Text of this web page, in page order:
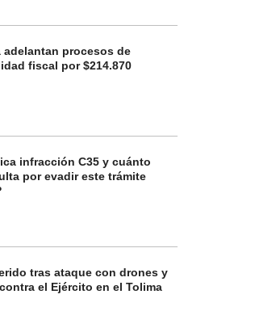
adelantan procesos de
fiscal por $214.870
infracción C35 y cuánto
por evadir este trámite
tras ataque con drones y
el Ejército en el Tolima